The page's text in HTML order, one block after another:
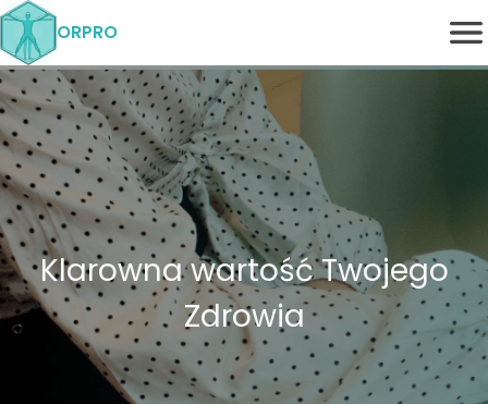
ORPRO
Klarowna wartość Twojego
Zdrowia